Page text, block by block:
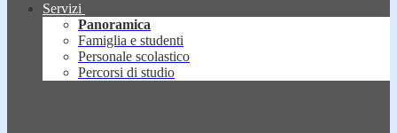
Servizi
Panoramica
Famiglia e studenti
Personale scolastico
Percorsi di studio